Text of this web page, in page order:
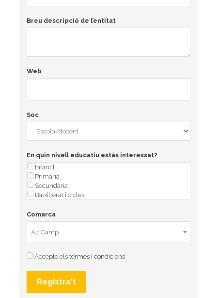
Breu descripció de l’entitat
Web
Soc
En quin nivell educatiu estàs interessat?
Infantil
Primària
Secundària
Batxillerat i cicles
Comarca
Alt Camp
Accepto els termes i condicions
Registra't